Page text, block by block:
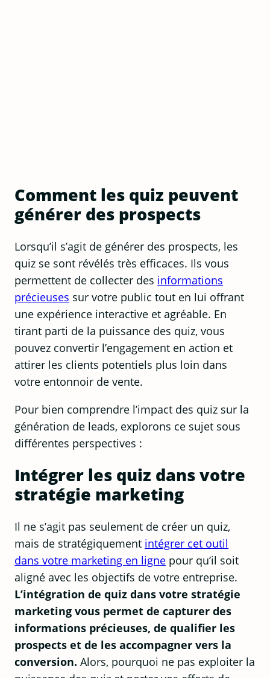
Comment les quiz peuvent
générer des prospects
Lorsqu’il s’agit de générer des prospects, les
quiz se sont révélés très efficaces. Ils vous
permettent de collecter des informations
précieuses sur votre public tout en lui offrant
une expérience interactive et agréable. En
tirant parti de la puissance des quiz, vous
pouvez convertir l’engagement en action et
attirer les clients potentiels plus loin dans
votre entonnoir de vente.
Pour bien comprendre l’impact des quiz sur la
génération de leads, explorons ce sujet sous
différentes perspectives :
Intégrer les quiz dans votre
stratégie marketing
Il ne s’agit pas seulement de créer un quiz,
mais de stratégiquement intégrer cet outil
dans votre marketing en ligne pour qu’il soit
aligné avec les objectifs de votre entreprise.
L’intégration de quiz dans votre stratégie
marketing vous permet de capturer des
informations précieuses, de qualifier les
prospects et de les accompagner vers la
conversion. Alors, pourquoi ne pas exploiter la